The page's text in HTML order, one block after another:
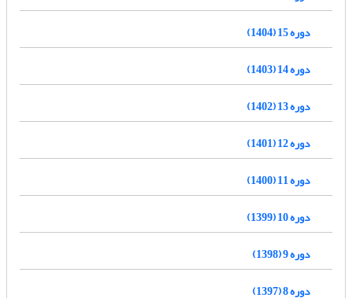
دوره 15 (1404)
دوره 14 (1403)
دوره 13 (1402)
دوره 12 (1401)
دوره 11 (1400)
دوره 10 (1399)
دوره 9 (1398)
دوره 8 (1397)